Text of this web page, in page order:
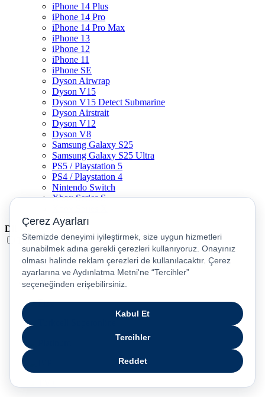
iPhone 14 Plus
iPhone 14 Pro
iPhone 14 Pro Max
iPhone 13
iPhone 12
iPhone 11
iPhone SE
Dyson Airwrap
Dyson V15
Dyson V15 Detect Submarine
Dyson Airstrait
Dyson V12
Dyson V8
Samsung Galaxy S25
Samsung Galaxy S25 Ultra
PS5 / Playstation 5
PS4 / Playstation 4
Nintendo Switch
Xbox Series S
Dil
Türkçe
English
عربى
русский